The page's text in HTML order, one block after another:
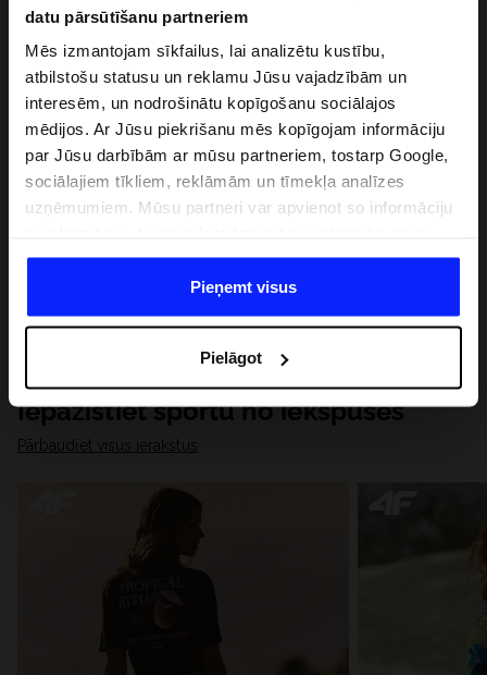
datu pārsūtīšanu partneriem
Mēs izmantojam sīkfailus, lai analizētu kustību,
atbilstošu statusu un reklamu Jūsu vajadzībām un
interesēm, un nodrošinātu kopīgošanu sociālajos
mēdijos. Ar Jūsu piekrišanu mēs kopīgojam informāciju
par Jūsu darbībām ar mūsu partneriem, tostarp Google,
sociālajiem tīkliem, reklāmām un tīmekļa analīzes
uzņēmumiem. Mūsu partneri var apvienot so informāciju
datiem, ko viņi iegūst, izmantojot viņu pakalpojumus. Ar
Jūsu atļauju, mēs varam pārsūtīt Jūsu personas datus
saviem partneriem, lai uzlabotu veidu, kadā tiek rādīta
saturu un uzlabotu mūsu partneru piedāvātos risinajumus
( piem. socialos tīklus). Detalizētu informāciju var atrast
mūsu Privātuma politikā un sadaļā "Detaļas".
Pieņemt visus
Pielāgot
Iepazīstiet sportu no iekšpuses
Pārbaudiet visus ierakstus